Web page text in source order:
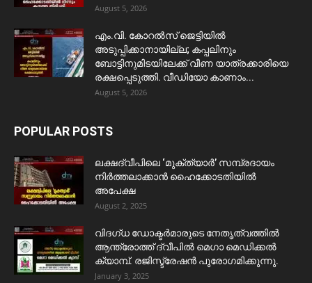
August 5, 2026
​എം.വി. കോറൽസ് ജെട്ടിയിൽ
അടുപ്പിക്കാനായില്ല; കപ്പലിനും
ബോട്ടിനുമിടയിലേക്ക് വീണ യാത്രക്കാരിയെ
രക്ഷപ്പെടുത്തി. വീഡിയോ കാണാം...
August 5, 2026
POPULAR POSTS
ലക്ഷദ്വീപിലെ ‘മുക്ത്യാർ’ സമ്പ്രദായം
നിർത്തലാക്കാൻ ഹൈക്കോടതിയിൽ
അപേക്ഷ
August 2, 2025
വിദഗ്ധ ഡോക്ടർമാരുടെ നേതൃത്വത്തിൽ
ആന്ത്രോത്ത് ദ്വീപിൽ മെഗാ മെഡിക്കൽ
ക്യാമ്പ്. രജിസ്ട്രേഷൻ പുരോഗമിക്കുന്നു.
January 3, 2025